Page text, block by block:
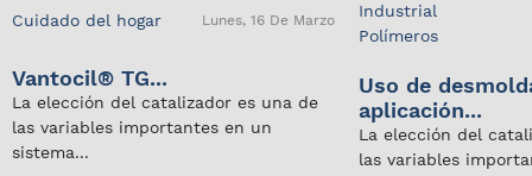
Cuidado del hogar Lunes, 16 De Marzo
Vantocil® TG...
La elección del catalizador es una de
las variables importantes en un
sistema...
Industrial
Polímeros
Uso de
aplicación...
La elección del
las variables